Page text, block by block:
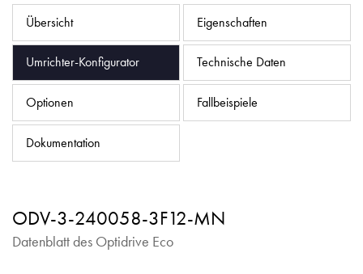
Übersicht Eigenschaften
Umrichter-Konfigurator Technische Daten
Optionen Fallbeispiele
Dokumentation
ODV-3-240058-3F12-MN
Datenblatt des Optidrive Eco
Datenschutzrichtlinie
Sitemap